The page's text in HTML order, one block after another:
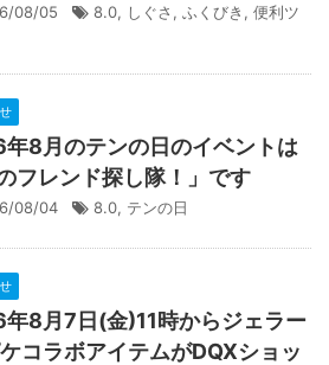
08/05 8.0, しぐさ , ふくびき , 便利ツ
8月のテンの日のイベントは
のフレンド探し隊！」です
08/04 8.0, テンの日
8月7日(金)11時からジェラー
ケコラボアイテムがDQXショッ